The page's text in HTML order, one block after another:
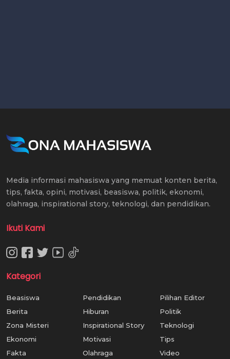
Media informasi mahasiswa yang memuat konten berita,
tips, fakta, opini, motivasi, beasiswa, politik, ekonomi,
olahraga, inspirational story, teknologi, dan pendidikan.
Ikuti Kami
Kategori
Beasiswa
Berita
Zona Misteri
Ekonomi
Fakta
Pendidikan
Hiburan
Inspirational Story
Motivasi
Olahraga
Pilihan Editor
Politik
Teknologi
Tips
Video